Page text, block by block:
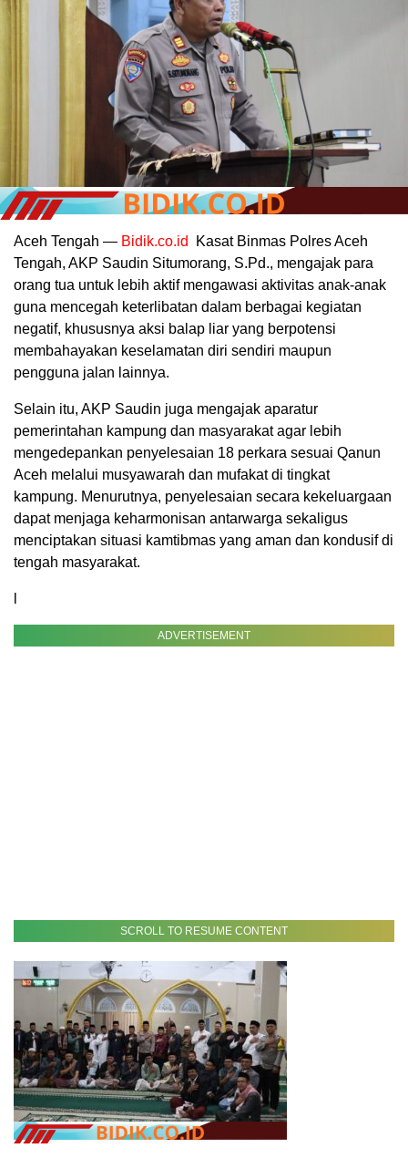
Aceh Tengah — Bidik.co.id
Kasat Binmas Polres Aceh
Tengah, AKP Saudin Situmorang, S.Pd., mengajak para
orang tua untuk lebih aktif mengawasi aktivitas anak-anak
guna mencegah keterlibatan dalam berbagai kegiatan
negatif, khususnya aksi balap liar yang berpotensi
membahayakan keselamatan diri sendiri maupun
pengguna jalan lainnya.
Selain itu, AKP Saudin juga mengajak aparatur
pemerintahan kampung dan masyarakat agar lebih
mengedepankan penyelesaian 18 perkara sesuai Qanun
Aceh melalui musyawarah dan mufakat di tingkat
kampung. Menurutnya, penyelesaian secara kekeluargaan
dapat menjaga keharmonisan antarwarga sekaligus
menciptakan situasi kamtibmas yang aman dan kondusif di
tengah masyarakat.
ADVERTISEMENT
SCROLL TO RESUME CONTENT